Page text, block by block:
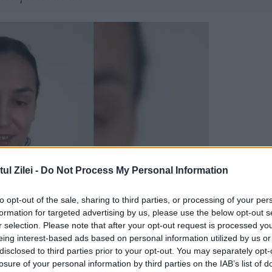
Zilei - Do Not Process My Personal Information
opt-out of the sale, sharing to third parties, or processing of your
for targeted advertising by us, please use the below opt-out
selection. Please note that after your opt-out request is processed
interest-based ads based on personal information utilized by us
to third parties prior to your opt-out. You may separately
of your personal information by third parties on the IAB’s list of
Europa înapoi într-o perioadă de ”masacre,